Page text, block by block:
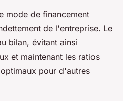
mode de financement
de l'entreprise. Le
bilan, évitant ainsi
et maintenant les ratios
pour d'autres